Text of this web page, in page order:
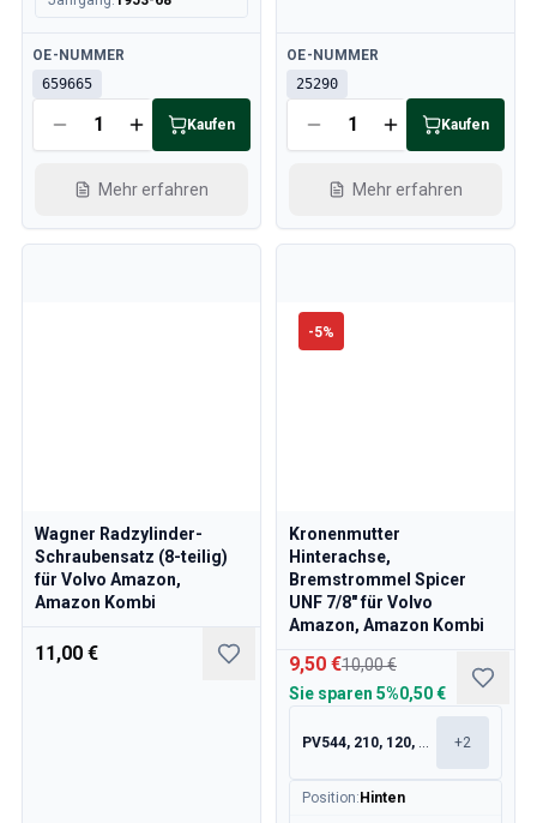
Verfügbar
OE-NUMMER
659665
Kaufen
Mehr erfahren
Verfügbar
OE-NUMMER
25290
Kaufen
Mehr erfahren
Wagner Radzylinder-
Schraubensatz (8-teilig)
für Volvo Amazon,
Amazon Kombi
11,00 €
-5%
Kronenmutter
Hinterachse,
Bremstrommel Spicer
UNF 7/8" für Volvo
Amazon, Amazon Kombi
9,50 €10,00 €
Sie sparen 5%0,50 €
PV544, 210, 120, 130 +2
Position: Hinten